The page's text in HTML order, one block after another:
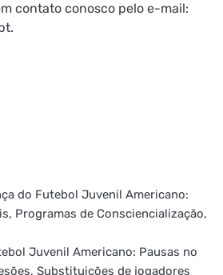
contato conosco pelo e-mail:
.
do Futebol Juvenil Americano:
Programas de Consciencialização,
Juvenil Americano: Pausas no
Substituições de jogadores